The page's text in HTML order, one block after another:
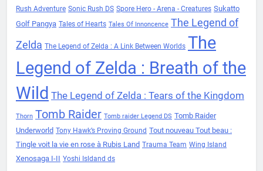
Rush Adventure Sonic Rush DS Spore Hero - Arena - Creatures Sukatto
Golf Pangya Tales of Hearts Tales Of Innoncence The Legend of
Zelda The Legend of Zelda : A Link Between Worlds The
Legend of Zelda : Breath of the
Wild The Legend of Zelda : Tears of the Kingdom
Thorn Tomb Raider Tomb raider Legend DS Tomb Raider
Underworld Tony Hawk’s Proving Ground Tout nouveau Tout beau :
Tingle voit la vie en rose à Rubis Land Trauma Team Wing Island
Xenosaga I-II Yoshi Isldand ds